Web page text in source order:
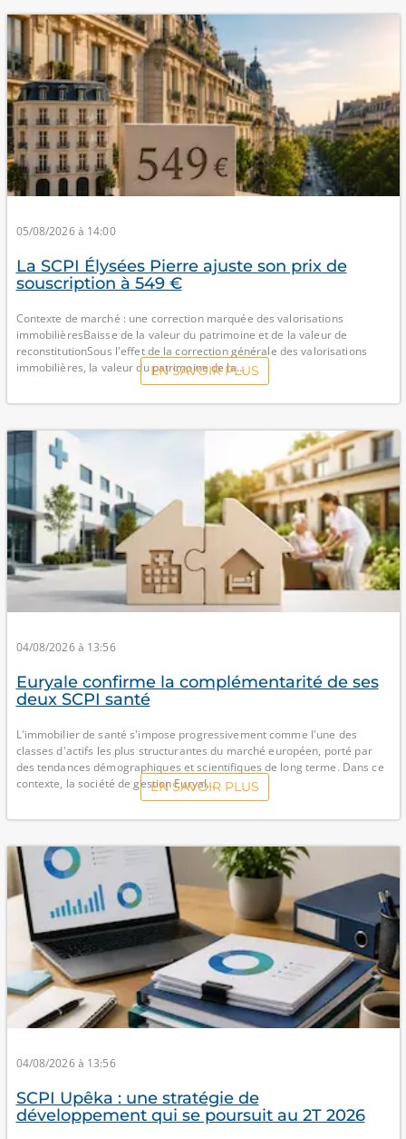
05/08/2026 à 14:00
La SCPI Élysées Pierre ajuste son prix de
souscription à 549 €
Contexte de marché : une correction marquée des valorisations
immobilièresBaisse de la valeur du patrimoine et de la valeur de
reconstitutionSous l'effet de la correction générale des valorisations
immobilières, la valeur du patrimoine de la...
EN SAVOIR PLUS
04/08/2026 à 13:56
Euryale confirme la complémentarité de ses
deux SCPI santé
L'immobilier de santé s'impose progressivement comme l'une des
classes d'actifs les plus structurantes du marché européen, porté par
des tendances démographiques et scientifiques de long terme. Dans ce
contexte, la société de gestion Euryal...
EN SAVOIR PLUS
04/08/2026 à 13:56
SCPI Upêka : une stratégie de
développement qui se poursuit au 2T 2026